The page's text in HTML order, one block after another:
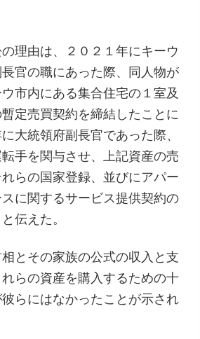
理由は、２０２１年にキーウ
官の職にあった際、同人物が
市内にある集合住宅の１室及
定売買契約を締結したことに
大統領府副長官であった際、
手を関与させ、上記資産の売
らの国家登録、並びにアパー
スに関するサービス提供契約の
伝えた。
とその家族の公式の収入と支
らの資産を購入するための十
らにはなかったことが示され